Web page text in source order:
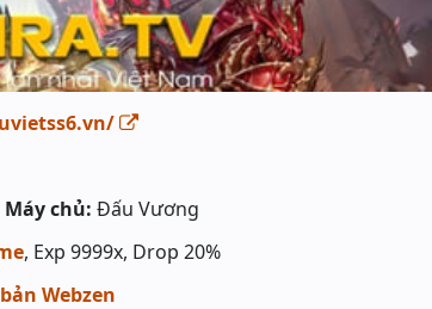
Máy chủ: Đấu Vương
, Exp 9999x, Drop 20%
Webzen